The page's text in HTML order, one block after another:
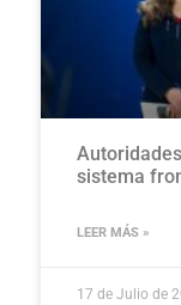
sistema
LEER MÁS »
17 de Julio de